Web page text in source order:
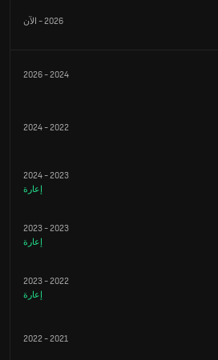
2026
- الآن
2024
-
2026
2022
-
2024
2023
-
2024
إعارة
2023
-
2023
إعارة
2022
-
2023
إعارة
2021
-
2022